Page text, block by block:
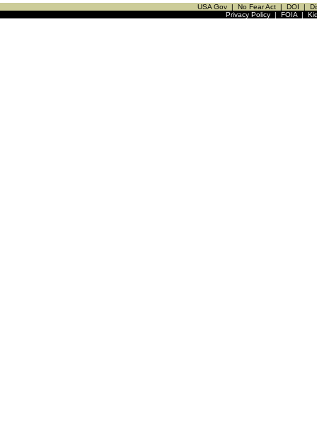
USA Gov | No Fear Act | DOI |
Privacy Policy| FOIA|